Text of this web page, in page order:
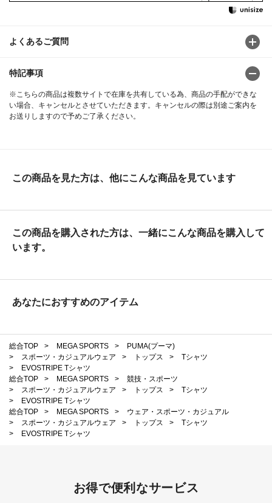
よくあるご質問
特記事項
※こちらの商品は複数サイトで在庫を共有している為、商品の手配ができな
い場合、キャンセルとさせていただきます。キャンセルの際は別途ご案内を
お送りしますので予めご了承ください。
この商品を見た方は、他にこんな商品を見ています
この商品を購入された方は、一緒にこんな商品を購入して
います。
あなたにおすすめのアイテム
総合TOP > MEGA SPORTS >
PUMA(プーマ)
>
スポーツ・カジュアルウェア > トップス >
Tシャツ
>
EVOSTRIPE Tシャツ
総合TOP
> MEGA SPORTS >
競技・スポーツ
>
スポーツ・カジュアルウェア > トップス >
Tシャツ
>
EVOSTRIPE Tシャツ
総合TOP
> MEGA SPORTS >
ウェア・スポーツ・カジュアル
>
スポーツ・カジュアルウェア > トップス >
Tシャツ
>
EVOSTRIPE Tシャツ
お得で便利なサービス